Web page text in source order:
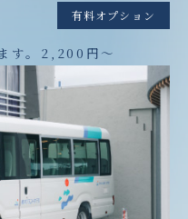
有料オプション
す。2,200円〜